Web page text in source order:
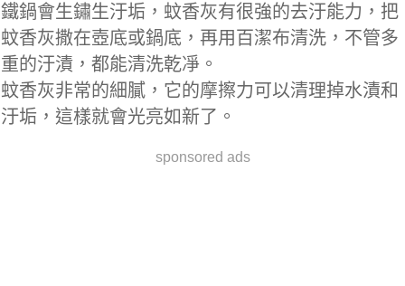
鐵鍋會生鏽生汙垢，蚊香灰有很強的去汙能力，把
蚊香灰撒在壺底或鍋底，再用百潔布清洗，不管多
重的汙漬，都能清洗乾凈。
蚊香灰非常的細膩，它的摩擦力可以清理掉水漬和
汙垢，這樣就會光亮如新了。
sponsored ads